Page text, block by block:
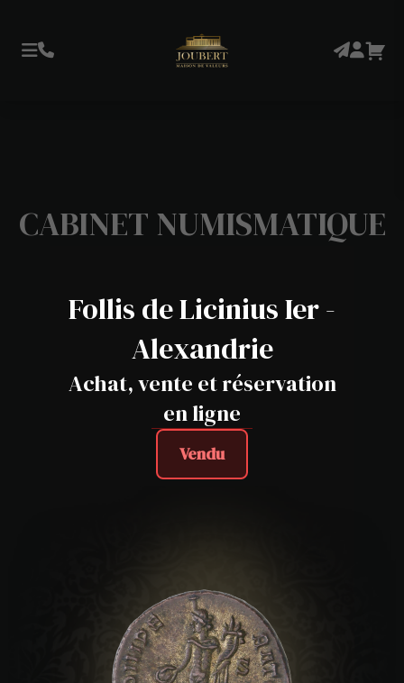
CABINET NUMISMATIQUE
Follis de Licinius Ier -
Alexandrie
Achat, vente et réservation
en ligne
Vendu